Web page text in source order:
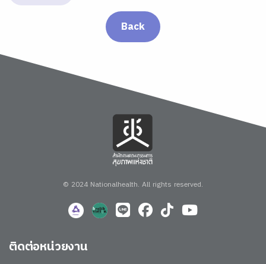
Back
© 2024 Nationalhealth. All rights reserved.
ติดต่อหน่วยงาน